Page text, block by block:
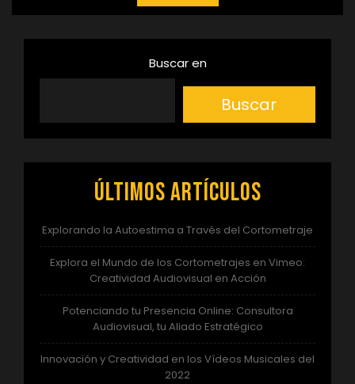
Buscar en
Buscar
Últimos artículos
Explorando la Autoestima a Través del Cortometraje
Explora el Mundo de los Cortometrajes en Vimeo:
Creatividad Audiovisual en Acción
Potenciando tu Presencia Online: Consultora
Audiovisual, tu Aliado Estratégico
Innovación y Creatividad en los Vídeos Musicales del
2022